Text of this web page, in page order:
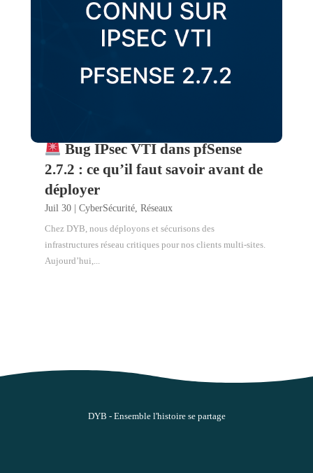
Bug IPsec VTI dans pfSense
2.7.2 : ce qu’il faut savoir avant de
déployer
Juil 30| CyberSécurité, Réseaux
Chez DYB, nous déployons et sécurisons des
infrastructures réseau critiques pour nos clients multi-sites.
Aujourd’hui,...
DYB - Ensemble l'histoire se partage